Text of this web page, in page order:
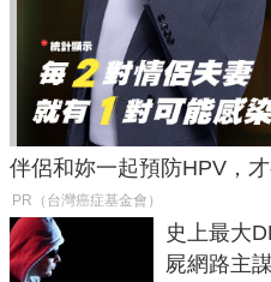
伴侶和妳一起預防HPV，
PR（台灣癌症基金會）
史上最大
屍網路主